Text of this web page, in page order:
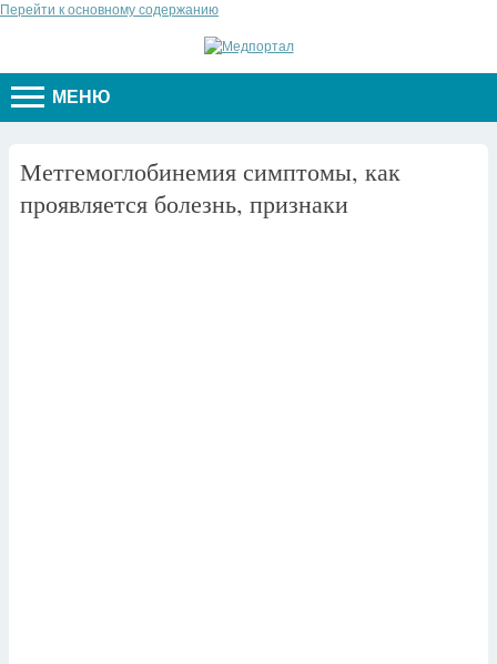
Перейти к основному содержанию
МЕНЮ
Метгемоглобинемия симптомы, как
проявляется болезнь, признаки